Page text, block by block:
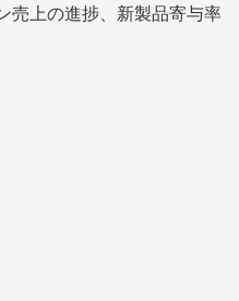
売上の進捗、新製品寄与率